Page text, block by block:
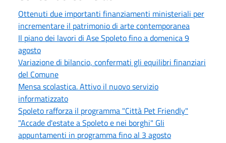
Ottenuti due importanti finanziamenti ministeriali per
incrementare il patrimonio di arte contemporanea
Il piano dei lavori di Ase Spoleto fino a domenica 9
agosto
Variazione di bilancio, confermati gli equilibri finanziari
del Comune
Mensa scolastica. Attivo il nuovo servizio
informatizzato
Spoleto rafforza il programma "Città Pet Friendly"
"Accade d'estate a Spoleto e nei borghi" Gli
appuntamenti in programma fino al 3 agosto